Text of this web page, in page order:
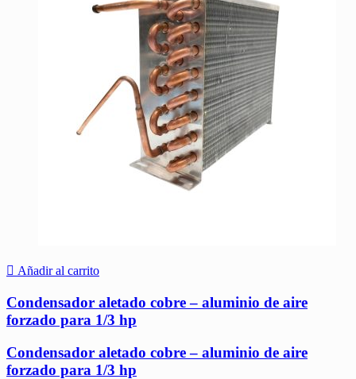
Añadir al carrito
Condensador aletado cobre – aluminio de aire
forzado para 1/3 hp
Condensador aletado cobre – aluminio de aire
forzado para 1/3 hp